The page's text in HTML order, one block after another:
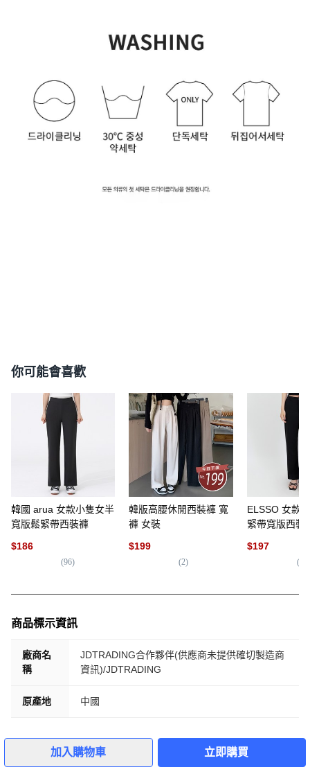
加入購物車 立即購買
你可能會喜歡
韓國 arua 女款小隻女半
寬版鬆緊帶西裝褲
$186
(96)
韓版高腰休閒西裝褲 寬
褲 女裝
$199
(2)
ELSSO 女款
緊帶寬版西裝
$197
(
商品標示資訊
廠商名
稱
JDTRADING合作夥伴(供應商未提供確切製造商
資訊)/JDTRADING
原產地 中國